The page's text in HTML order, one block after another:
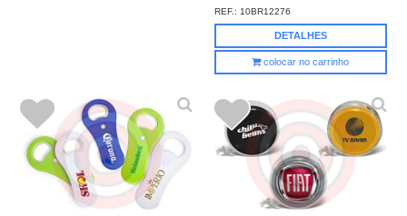
REF.: 10BR12276
DETALHES
colocar no carrinho